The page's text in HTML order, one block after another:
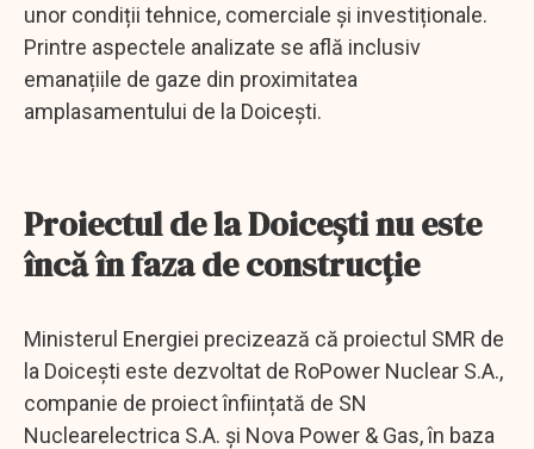
unor condiții tehnice, comerciale și investiționale.
Printre aspectele analizate se află inclusiv
emanațiile de gaze din proximitatea
amplasamentului de la Doicești.
Proiectul de la Doicești nu este
încă în faza de construcție
Ministerul Energiei precizează că proiectul SMR de
la Doicești este dezvoltat de RoPower Nuclear S.A.,
companie de proiect înființată de SN
Nuclearelectrica S.A. și Nova Power & Gas, în baza